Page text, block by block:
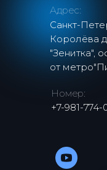
+7-981-774-
Номер:
Адрес:
Санкт-
Королёва
"Зенитка",
от